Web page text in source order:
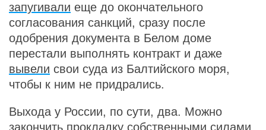
запугивали еще до окончательного
согласования санкций, сразу после
одобрения документа в Белом доме
перестали выполнять контракт и даже
вывели свои суда из Балтийского моря,
чтобы к ним не придрались.
Выхода у России, по сути, два. Можно
закончить прокладку собственными силами